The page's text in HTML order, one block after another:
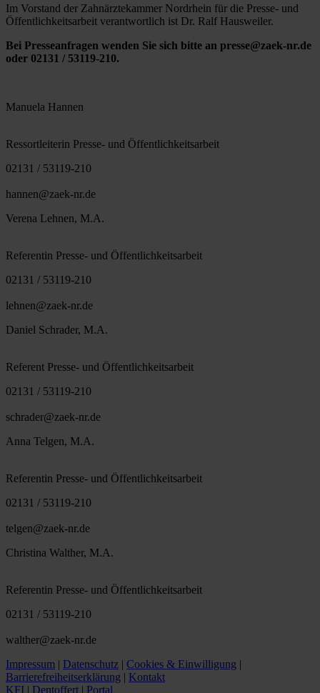
Im Vorstand der Zahnärztekammer Nordrhein für die Presse- und
Öffentlichkeitsarbeit verantwortlich ist Dr. Ralf Hausweiler.
Bei Presseanfragen wenden Sie sich bitte an presse@zaek-nr.de
oder 02131 / 53119-210.
Manuela Hannen
Ressortleiterin Presse- und Öffentlichkeitsarbeit
02131 / 53119-210
hannen@zaek-nr.de
Verena Lehnen, M.A.
Referentin Presse- und Öffentlichkeitsarbeit
02131 / 53119-210
lehnen@zaek-nr.de
Daniel Schrader, M.A.
Referent Presse- und Öffentlichkeitsarbeit
02131 / 53119-210
schrader@zaek-nr.de
Anna Telgen, M.A.
Referentin Presse- und Öffentlichkeitsarbeit
02131 / 53119-210
telgen@zaek-nr.de
Christina Walther, M.A.
Referentin Presse- und Öffentlichkeitsarbeit
02131 / 53119-210
walther@zaek-nr.de
Impressum | Datenschutz | Cookies & Einwilligung |
Barrierefreiheitserklärung | Kontakt
KFI | Dentoffert | Portal